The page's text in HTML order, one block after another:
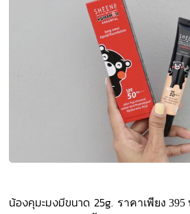
น้องคุมะมงมีขนาด 25g. ราคาเพียง